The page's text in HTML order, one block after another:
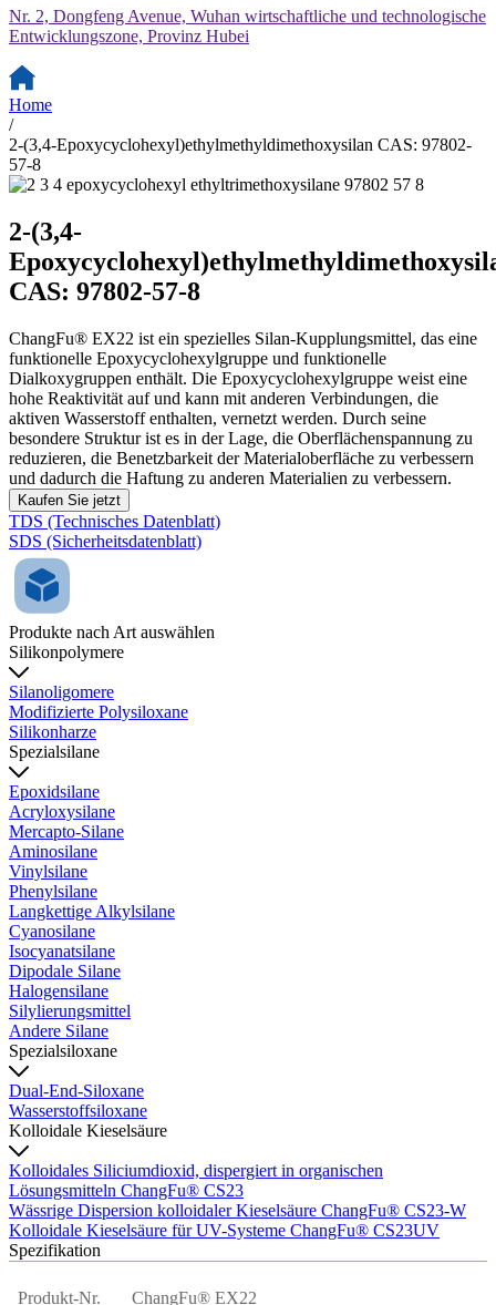
Nr. 2, Dongfeng Avenue, Wuhan wirtschaftliche und technologische
Entwicklungszone, Provinz Hubei
Home
/
2-(3,4-Epoxycyclohexyl)ethylmethyldimethoxysilan CAS: 97802-
57-8
2-(3,4-
CAS: 97802-57-8
ChangFu® EX22 ist ein spezielles Silan-Kupplungsmittel, das eine
funktionelle Epoxycyclohexylgruppe und funktionelle
Dialkoxygruppen enthält. Die Epoxycyclohexylgruppe weist eine
hohe Reaktivität auf und kann mit anderen Verbindungen, die
aktiven Wasserstoff enthalten, vernetzt werden. Durch seine
besondere Struktur ist es in der Lage, die Oberflächenspannung zu
reduzieren, die Benetzbarkeit der Materialoberfläche zu verbessern
und dadurch die Haftung zu anderen Materialien zu verbessern.
Kaufen Sie jetzt
TDS (Technisches Datenblatt)
SDS (Sicherheitsdatenblatt)
Produkte nach Art auswählen
Silikonpolymere
Silanoligomere
Modifizierte Polysiloxane
Silikonharze
Spezialsilane
Epoxidsilane
Acryloxysilane
Mercapto-Silane
Aminosilane
Vinylsilane
Phenylsilane
Langkettige Alkylsilane
Cyanosilane
Isocyanatsilane
Dipodale Silane
Halogensilane
Silylierungsmittel
Andere Silane
Spezialsiloxane
Dual-End-Siloxane
Wasserstoffsiloxane
Kolloidale Kieselsäure
Kolloidales Siliciumdioxid, dispergiert in organischen
Lösungsmitteln ChangFu® CS23
Wässrige Dispersion kolloidaler Kieselsäure ChangFu® CS23-W
Kolloidale Kieselsäure für UV-Systeme ChangFu® CS23UV
Spezifikation
Produkt-Nr. ChangFu® EX22